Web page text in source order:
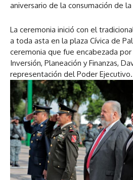
aniversario de la consumación de
La ceremonia inició con el
a toda asta en la plaza Cívica de
ceremonia que fue encabezada
Inversión, Planeación y Finanzas,
representación del Poder Ejecutivo.